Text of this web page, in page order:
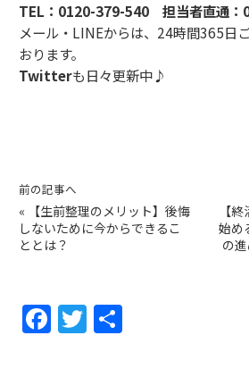
TEL： 0120-379-540 担当者直通：
メール・LINEからは、24時間365日
おります。
Twitterも日々更新中♪
前の記事へ
«
【生前整理のメリット】後悔
しないために今からできるこ
ととは？
【
始め
の
F
a
T
w